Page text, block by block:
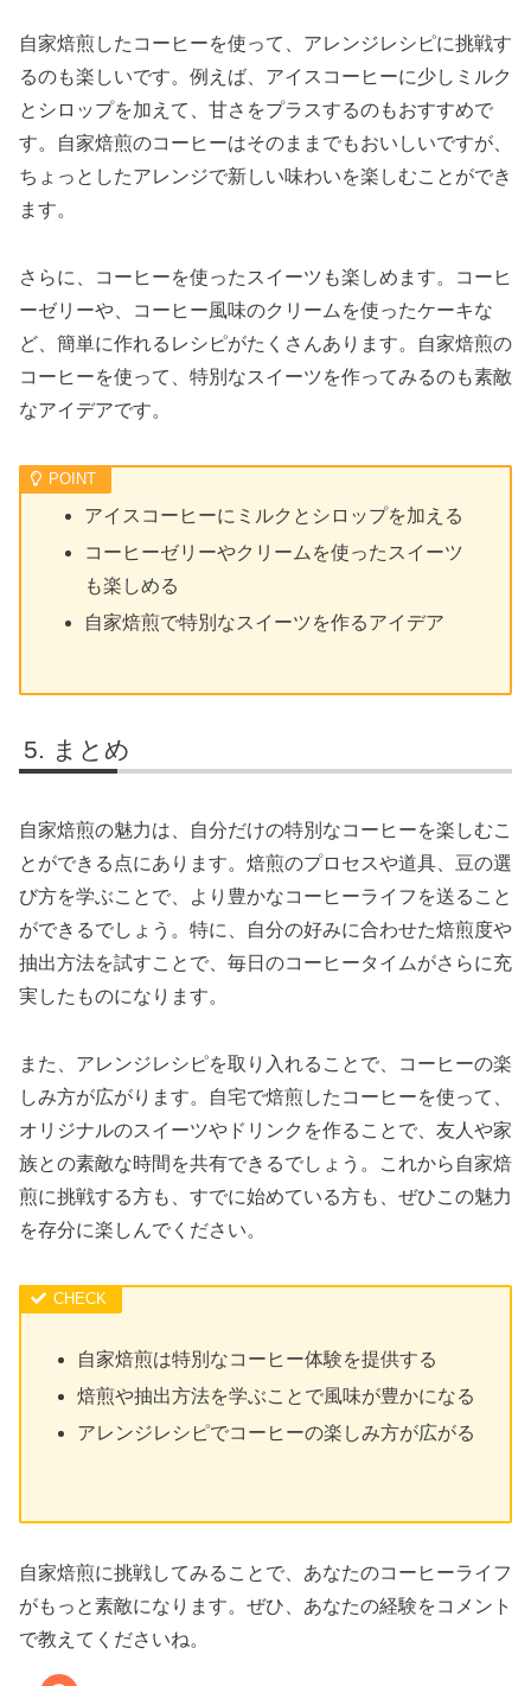
自家焙煎したコーヒーを使って、アレンジレシピに挑戦す
るのも楽しいです。例えば、アイスコーヒーに少しミルク
とシロップを加えて、甘さをプラスするのもおすすめで
す。自家焙煎のコーヒーはそのままでもおいしいですが、
ちょっとしたアレンジで新しい味わいを楽しむことができ
ます。
さらに、コーヒーを使ったスイーツも楽しめます。コーヒ
ーゼリーや、コーヒー風味のクリームを使ったケーキな
ど、簡単に作れるレシピがたくさんあります。自家焙煎の
コーヒーを使って、特別なスイーツを作ってみるのも素敵
なアイデアです。
アイスコーヒーにミルクとシロップを加える
コーヒーゼリーやクリームを使ったスイーツ
も楽しめる
自家焙煎で特別なスイーツを作るアイデア
まとめ
自家焙煎の魅力は、自分だけの特別なコーヒーを楽しむこ
とができる点にあります。焙煎のプロセスや道具、豆の選
び方を学ぶことで、より豊かなコーヒーライフを送ること
ができるでしょう。特に、自分の好みに合わせた焙煎度や
抽出方法を試すことで、毎日のコーヒータイムがさらに充
実したものになります。
また、アレンジレシピを取り入れることで、コーヒーの楽
しみ方が広がります。自宅で焙煎したコーヒーを使って、
オリジナルのスイーツやドリンクを作ることで、友人や家
族との素敵な時間を共有できるでしょう。これから自家焙
煎に挑戦する方も、すでに始めている方も、ぜひこの魅力
を存分に楽しんでください。
自家焙煎は特別なコーヒー体験を提供する
焙煎や抽出方法を学ぶことで風味が豊かになる
アレンジレシピでコーヒーの楽しみ方が広がる
自家焙煎に挑戦してみることで、あなたのコーヒーライフ
がもっと素敵になります。ぜひ、あなたの経験をコメント
で教えてくださいね。